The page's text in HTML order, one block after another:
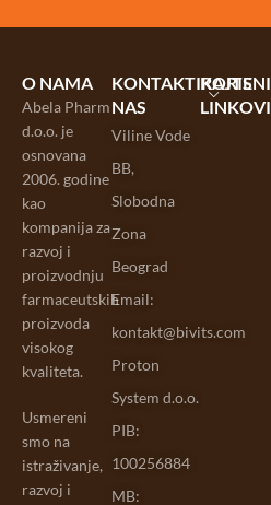
O NAMA
Abela Pharm
d.o.o. je
osnovana
2006. godine
kao
kompanija za
razvoj i
proizvodnju
farmaceutskih
proizvoda
visokog
kvaliteta.
Usmereni
smo na
istraživanje,
razvoj i
KONTAKTIRAJTE
NAS
Viline Vode
BB,
Slobodna
Zona
Beograd
Email:
kontakt@bivits.com
Proton
System d.o.o.
PIB:
100256884
MB:
KORISNI
LINKOVI